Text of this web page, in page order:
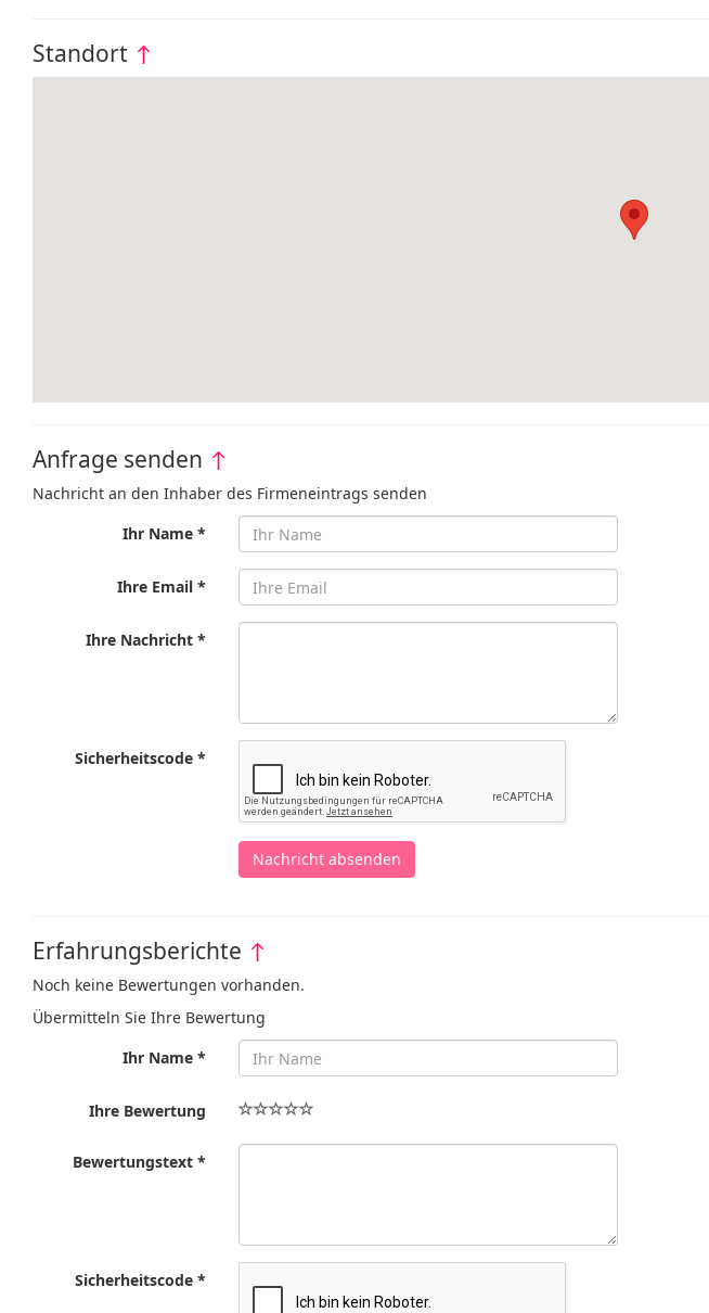
Standort ↑
Anfrage senden ↑
Nachricht an den Inhaber des Firmeneintrags senden
Ihr Name *
Ihre Email *
Ihre Nachricht *
Sicherheitscode *
Nachricht absenden
Erfahrungsberichte ↑
Noch keine Bewertungen vorhanden.
Übermitteln Sie Ihre Bewertung
Ihr Name *
Ihre Bewertung
Bewertungstext *
Sicherheitscode *